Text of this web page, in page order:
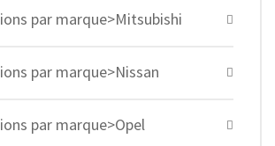
par marque>Mitsubishi
par marque>Nissan
par marque>Opel